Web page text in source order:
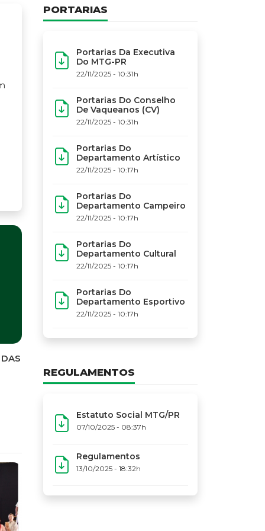
PORTARIAS
Portarias Da Executiva
Do MTG-PR
22/11/2025 - 10:31h
Portarias Do Conselho
De Vaqueanos (CV)
22/11/2025 - 10:31h
Portarias Do
Departamento Artístico
22/11/2025 - 10:17h
Portarias Do
Departamento Campeiro
22/11/2025 - 10:17h
Portarias Do
Departamento Cultural
22/11/2025 - 10:17h
Portarias Do
Departamento Esportivo
22/11/2025 - 10:17h
REGULAMENTOS
Estatuto Social MTG/PR
07/10/2025 - 08:37h
Regulamentos
13/10/2025 - 18:32h